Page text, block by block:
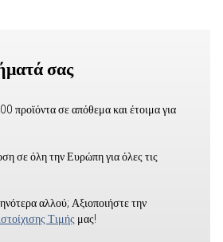
σας
προϊόντα σε απόθεμα και έτοιμα για
σε όλη την Ευρώπη για όλες τις
αλλού; Αξιοποιήστε την
Τιμής μας!